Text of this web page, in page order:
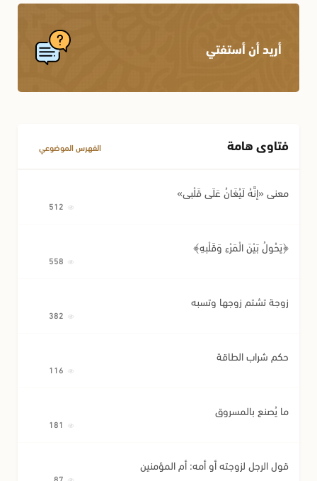
أريد أن أستفتي
فتاوى هامة الفهرس الموضوعي
معنى «إِنَّهُ لَيُغَانُ عَلَى قَلْبِي»
﴿يَحُولُ بَيْنَ الْمَرْءِ وَقَلْبِهِ﴾
زوجة تشتم زوجها وتسبه
حكم شراب الطاقة
ما يُصنع بالمسروق
قول الرجل لزوجته أو أمه: أم المؤمنين